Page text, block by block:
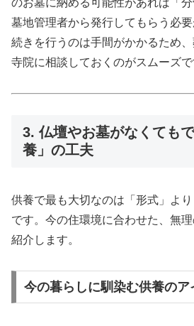
のお墓に納める可能性があれば「
墓地管理者から発行してもらう必
続きを行うのは手間がかかるため
寺院に相談しておくのがスムーズで
3. 仏壇やお墓がなくても
養」の工夫
供養で最も大切なのは「形式」より
です。今の住環境に合わせた、無
紹介します。
今の暮らしに馴染む供養のア